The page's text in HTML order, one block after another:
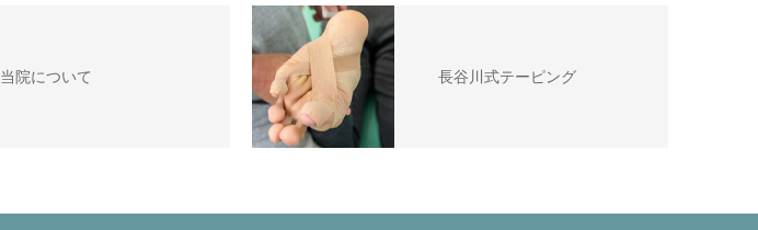
当院について 長谷川式テーピング